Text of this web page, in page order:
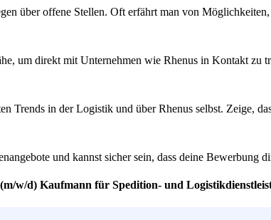
über offene Stellen. Oft erfährt man von
um direkt mit Unternehmen wie Rhenus in Kontakt zu
Trends in der Logistik und über Rhenus selbst. Zeige,
und kannst sicher sein, dass deine Bewerbung
w/d) Kaufmann für Spedition- und